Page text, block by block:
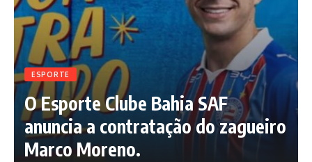
ESPORTE
O Esporte Clube Bahia SAF
anuncia a contratação do zagueiro
Marco Moreno.